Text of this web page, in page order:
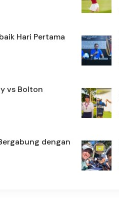
Hari Pertama
vs Bolton
dengan